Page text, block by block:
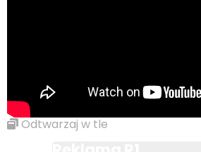
Odtwarzaj w tle